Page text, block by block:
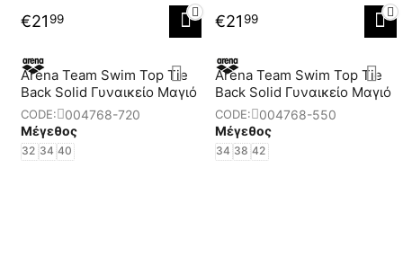
€21 99 €21 99
Arena Team Swim Top Tie
Back Solid Γυναικείο Μαγιό
CODE:
004768-720
Μέγεθος
32 34 40
Arena Team Swim Top Tie
Back Solid Γυναικείο Μαγιό
CODE:
004768-550
Μέγεθος
34 38 42